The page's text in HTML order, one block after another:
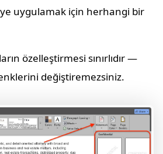
uygulamak için herhangi bir
özelleştirmesi sınırlıdır —
değiştiremezsiniz.